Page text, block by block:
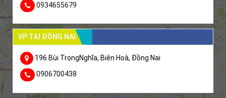
0934655679
VP TẠI ĐỒNG NAI
196 Bùi TrọngNghĩa, Biên Hoà, Đồng Nai
0906700438